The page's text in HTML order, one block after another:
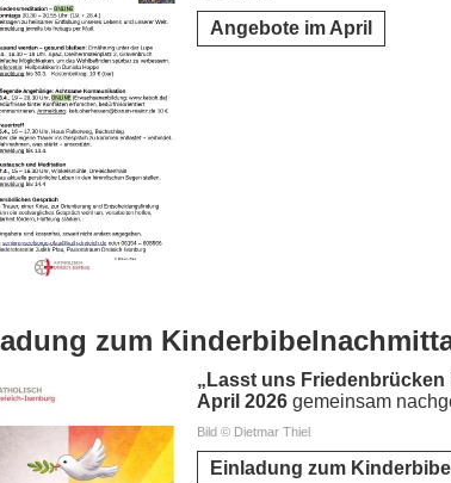
Angebote im April
zum
„Lasst uns Friedenbrücken
April 2026 gemeinsam
Bild © Dietmar Thiel
Einladung zum